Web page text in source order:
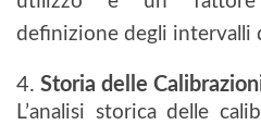
definizione degli intervalli
4. Storia delle
L’analisi storica delle